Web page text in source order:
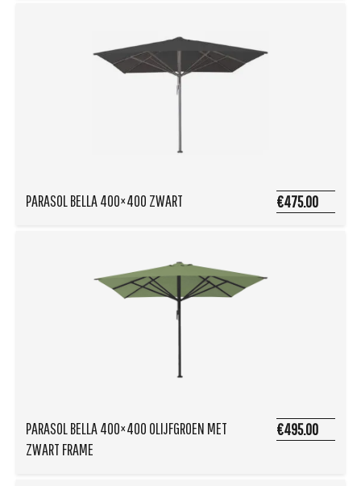
PARASOL BELLA 400×400 ZWART €475.00
PARASOL BELLA 400×400 OLIJFGROEN MET
ZWART FRAME
€495.00